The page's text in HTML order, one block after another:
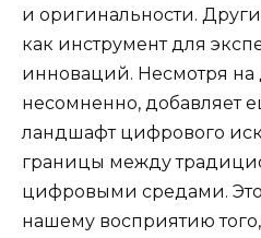
и оригинальности.
как инструмент для
инноваций. Несмотря на
несомненно, добавляет
ландшафт цифрового
границы между
цифровыми средами. Это
нашему восприятию